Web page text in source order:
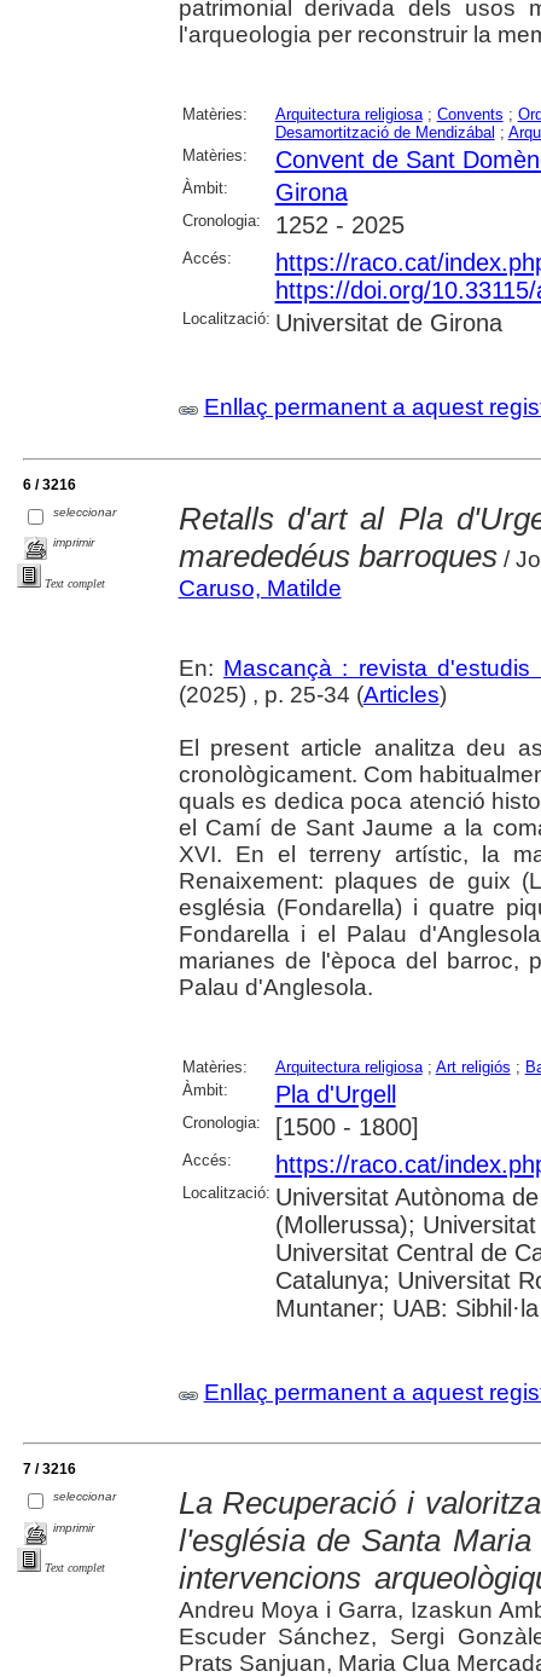
patrimonial derivada dels usos
l'arqueologia per reconstruir la
Matèries: Arquitectura religiosa; Convents ;
Desamortització de Mendizábal ;
Matèries:
Convent de Sant
Àmbit: Girona
Cronologia: 1252 - 2025
Accés:
https://raco.cat/
https://doi.org/
Localització: Universitat de Girona
Enllaç permanent a aquest
6 / 3216
seleccionar
imprimir
Text complet
Retalls d'art al Pla
marededéus barroques/
Caruso, Matilde
En: Mascançà : revista
(2025) , p. 25-34 (Articles)
El present article analitza deu
cronològicament. Com
quals es dedica poca atenció
el Camí de Sant Jaume a la
XVI. En el terreny artístic, la
Renaixement: plaques de guix
església (Fondarella) i quatre
Fondarella i el Palau
marianes de l'època del barroc,
Palau d'Anglesola.
Matèries: Arquitectura religiosa; Art religiós ;
Àmbit:
Pla d'Urgell
Cronologia: [1500 - 1800]
Accés: https://raco.cat/
Localització: Universitat Autònoma
(Mollerussa);
Universitat Central de
Catalunya; Universitat
Muntaner; UAB: Sibhil·la
Enllaç permanent a aquest
7 / 3216
seleccionar
imprimir
Text complet
La Recuperació i
l'església de Santa
intervencions
Andreu Moya i Garra, Izaskun
Escuder Sánchez, Sergi
Prats Sanjuan, Maria Clua